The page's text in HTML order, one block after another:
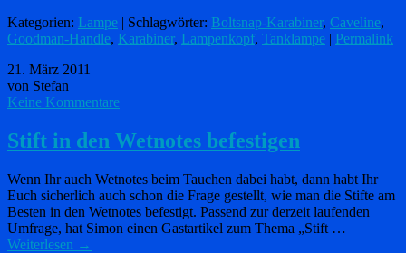
Kategorien: Lampe | Schlagwörter: Boltsnap-Karabiner, Caveline,
Goodman-Handle, Karabiner, Lampenkopf, Tanklampe | Permalink
21. März 2011
von Stefan
Keine Kommentare
Stift in den Wetnotes befestigen
Wenn Ihr auch Wetnotes beim Tauchen dabei habt, dann habt Ihr
Euch sicherlich auch schon die Frage gestellt, wie man die Stifte am
Besten in den Wetnotes befestigt. Passend zur derzeit laufenden
Umfrage, hat Simon einen Gastartikel zum Thema „Stift …
Weiterlesen →